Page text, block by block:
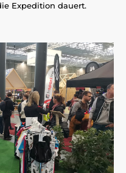
Expedition dauert.